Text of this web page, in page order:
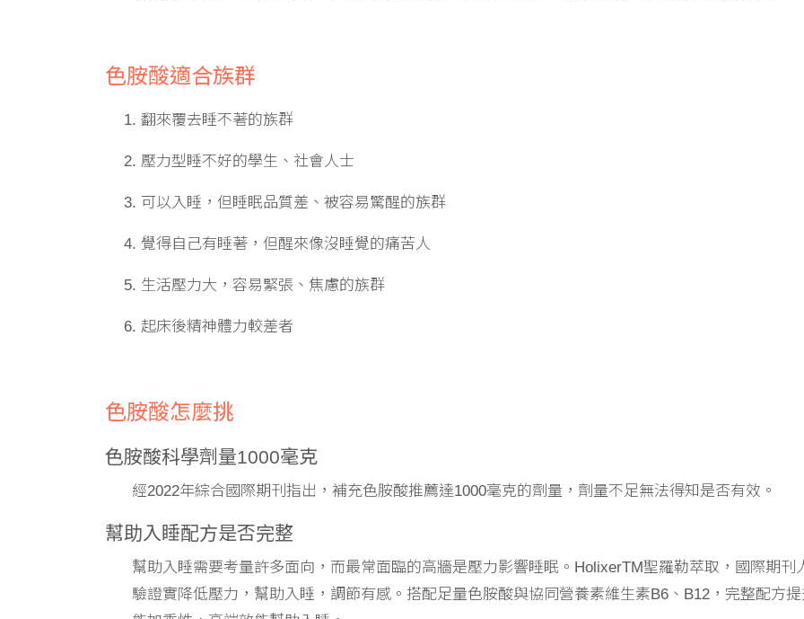
色胺酸適合族群
翻來覆去睡不著的族群
壓力型睡不好的學生、社會人士
可以入睡，但睡眠品質差、被容易驚醒的族群
覺得自己有睡著，但醒來像沒睡覺的痛苦人
生活壓力大，容易緊張、焦慮的族群
起床後精神體力較差者
色胺酸怎麼挑
色胺酸科學劑量1000毫克
經2022年綜合國際期刊指出，補充色胺酸推薦達1000毫克的劑量，劑量不足無法得知是否有效。
幫助入睡配方是否完整
幫助入睡需要考量許多面向，而最常面臨的高牆是壓力影響睡眠。HolixerTM聖羅勒萃取，國際期刊
驗證實降低壓力，幫助入睡，調節有感。搭配足量色胺酸與協同營養素維生素B6、B12，完整配方提